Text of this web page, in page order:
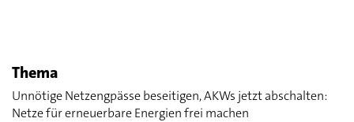
Thema
Unnötige Netzengpässe beseitigen, AKWs jetzt abschalten:
Netze für erneuerbare Energien frei machen